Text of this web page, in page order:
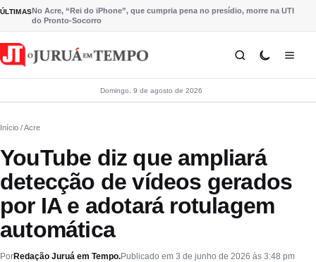
Pular para o conteúdo
ÚLTIMASNo Acre, “Rei do iPhone”, que cumpria pena no presídio, morre na UTI
do Pronto-Socorro
Domingo, 9 de agosto de 2026
Início / Acre
YouTube diz que ampliará
detecção de vídeos gerados
por IA e adotará rotulagem
automática
PorRedação Juruá em Tempo.Publicado em 3 de junho de 2026 às 3:48 pm